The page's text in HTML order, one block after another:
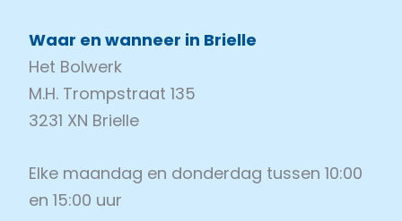
Waar en wanneer in Brielle
Het Bolwerk
M.H. Trompstraat 135
3231 XN Brielle
Elke maandag en donderdag tussen 10:00
en 15:00 uur